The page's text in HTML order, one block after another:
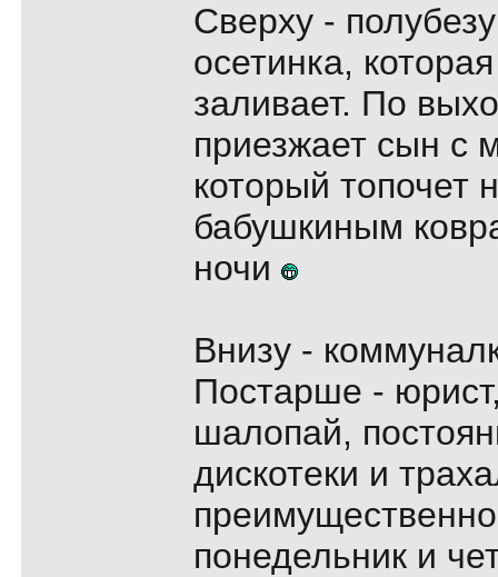
Сверху -
осетинка,
заливает. По
приезжает сын с
который топочет
бабушкиным
ночи
Внизу -
Постарше -
шалопай,
дискотеки и
понедельник и